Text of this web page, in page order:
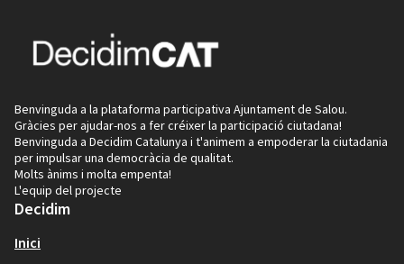
Benvinguda a la plataforma participativa Ajuntament de Salou.
Gràcies per ajudar-nos a fer créixer la participació ciutadana!
Benvinguda a Decidim Catalunya i t'animem a empoderar la ciutadania
per impulsar una democràcia de qualitat.
Molts ànims i molta empenta!
L'equip del projecte
Decidim
Inici